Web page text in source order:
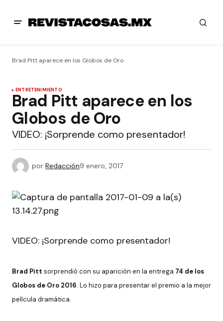
Brad Pitt aparece en los Globos de Oro
ENTRETENIMIENTO
Brad Pitt aparece en los
Globos de Oro
VIDEO: ¡Sorprende como presentador!
por Redacción9 enero, 2017
VIDEO: ¡Sorprende como presentador!
Brad Pitt sorprendió con su aparición en la entrega 74 de los
Globos de Oro 2016. Lo hizo para presentar el premio a la mejor
película dramática.